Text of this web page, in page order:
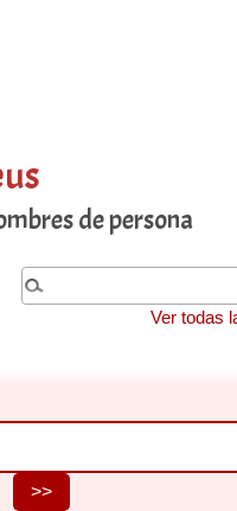
de persona
Ver todas